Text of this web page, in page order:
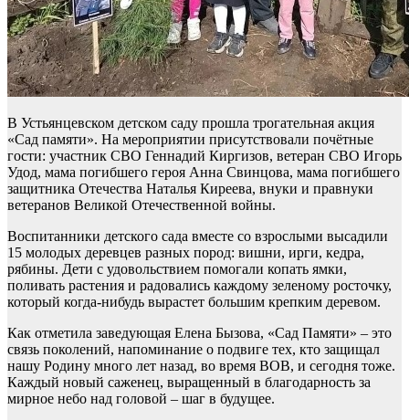
В Устьянцевском детском саду прошла трогательная акция
«Сад памяти». На мероприятии присутствовали почётные
гости: участник СВО Геннадий Киргизов, ветеран СВО Игорь
Удод, мама погибшего героя Анна Свинцова, мама погибшего
защитника Отечества Наталья Киреева, внуки и правнуки
ветеранов Великой Отечественной войны.
Воспитанники детского сада вместе со взрослыми высадили
15 молодых деревцев разных пород: вишни, ирги, кедра,
рябины. Дети с удовольствием помогали копать ямки,
поливать растения и радовались каждому зеленому росточку,
который когда-нибудь вырастет большим крепким деревом.
Как отметила заведующая Елена Бызова, «Сад Памяти» – это
связь поколений, напоминание о подвиге тех, кто защищал
нашу Родину много лет назад, во время ВОВ, и сегодня тоже.
Каждый новый саженец, выращенный в благодарность за
мирное небо над головой – шаг в будущее.